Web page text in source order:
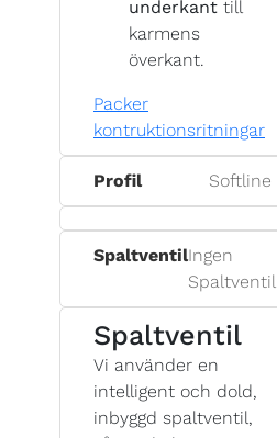
underkant till
karmens
överkant.
Packer
kontruktionsritningar
Profil Softline
SpaltventilIngen
Spaltventil
Spaltventil
Vi använder en
intelligent och dold,
inbyggd spaltventil,